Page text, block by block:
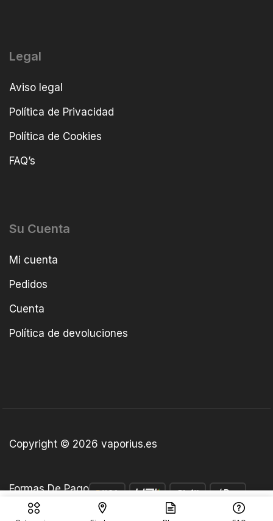
€ Añadir Al Carrito
Legal
Aviso legal
Política de Privacidad
Política de Cookies
FAQ’s
Su Cuenta
Mi cuenta
Pedidos
Cuenta
Política de devoluciones
Copyright © 2026 vaporius.es
Formas De Pago